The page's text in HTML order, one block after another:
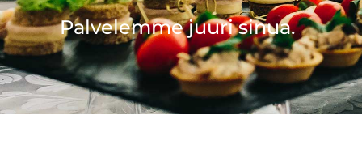
Palvelemme juuri sinua.